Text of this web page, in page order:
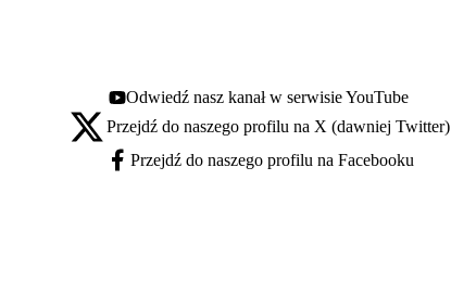
Youtube - otwiera się w nowej karcie
Odwiedź nasz kanał w serwisie YouTube
X - otwiera się w nowej karcie
Przejdź do naszego profilu na X (dawniej Twitter)
Facebook - otwiera się w nowej karcie
Przejdź do naszego profilu na Facebooku